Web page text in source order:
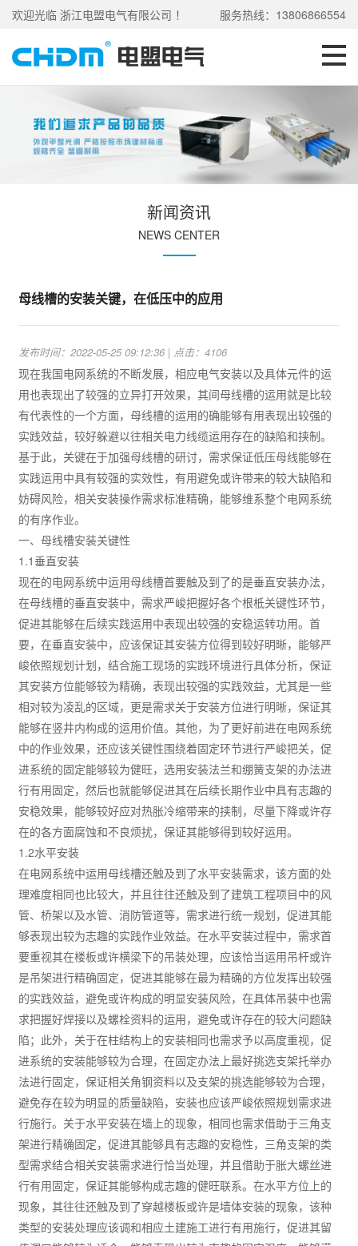
欢迎光临 浙江电盟电气有限公司 ！ 服务热线：13806866554
新闻资讯
NEWS CENTER
母线槽的安装关键，在低压中的应用
发布时间：2022-05-25 09:12:36 | 点击：4106
现在我国电网系统的不断发展，相应电气安装以及具体元件的运
用也表现出了较强的立异打开效果，其间母线槽的运用就是比较
有代表性的一个方面，母线槽的运用的确能够有用表现出较强的
实践效益，较好躲避以往相关电力线缆运用存在的缺陷和挟制。
基于此，关键在于加强母线槽的研讨，需求保证低压母线能够在
实践运用中具有较强的实效性，有用避免或许带来的较大缺陷和
妨碍风险，相关安装操作需求标准精确，能够维系整个电网系统
的有序作业。
一、母线槽安装关键性
1.1垂直安装
现在的电网系统中运用母线槽首要触及到了的是垂直安装办法，
在母线槽的垂直安装中，需求严峻把握好各个根柢关键性环节，
促进其能够在后续实践运用中表现出较强的安稳运转功用。首
要，在垂直安装中，应该保证其安装方位得到较好明晰，能够严
峻依照规划计划，结合施工现场的实践环境进行具体分析，保证
其安装方位能够较为精确，表现出较强的实践效益，尤其是一些
相对较为凌乱的区域，更是需求关于安装方位进行明晰，保证其
能够在竖井内构成的运用价值。其他，为了更好前进在电网系统
中的作业效果，还应该关键性围绕着固定环节进行严峻把关，促
进系统的固定能够较为健旺，选用安装法兰和绷簧支架的办法进
行有用固定，然后也就能够促进其在后续长期作业中具有志趣的
安稳效果，能够较好应对热胀冷缩带来的挟制，尽量下降或许存
在的各方面腐蚀和不良烦扰，保证其能够得到较好运用。
1.2水平安装
在电网系统中运用母线槽还触及到了水平安装需求，该方面的处
理难度相同也比较大，并且往往还触及到了建筑工程项目中的风
管、桥架以及水管、消防管道等，需求进行统一规划，促进其能
够表现出较为志趣的实践作业效益。在水平安装过程中，需求首
要重视其在楼板或许横梁下的吊装处理，应该恰当运用吊杆或许
是吊架进行精确固定，促进其能够在最为精确的方位发挥出较强
的实践效益，避免或许构成的明显安装风险，在具体吊装中也需
求把握好焊接以及螺栓资料的运用，避免或许存在的较大问题缺
陷；此外，关于在柱结构上的安装相同也需求予以高度重视，促
进系统的安装能够较为合理，在固定办法上最好挑选支架托举办
法进行固定，保证相关角钢资料以及支架的挑选能够较为合理，
避免存在较为明显的质量缺陷，安装也应该严峻依照规划需求进
行施行。关于水平安装在墙上的现象，相同也需求借助于三角支
架进行精确固定，促进其能够具有志趣的安稳性，三角支架的类
型需求结合相关安装需求进行恰当处理，并且借助于胀大螺丝进
行有用固定，保证其能够构成志趣的健旺联系。在水平方位上的
现象，其往往还触及到了穿越楼板或许是墙体安装的现象，该种
类型的安装处理应该调和相应土建施工进行有用施行，促进其留